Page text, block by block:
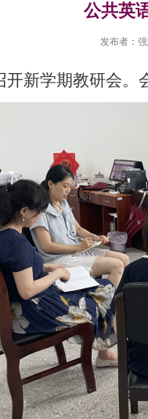
公共英
发布者：
新学期教研会。